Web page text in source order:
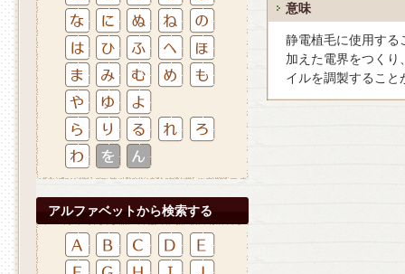
アルファベットから検索する
意味
静電植毛に使用する
加えた電界をつく
イルを調製すること